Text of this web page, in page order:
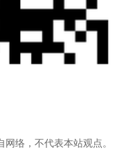
络，不代表本站观点。